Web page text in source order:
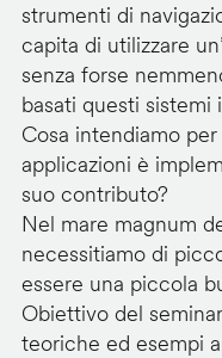
strumenti di
capita di utilizzare
senza forse
basati questi sistemi
Cosa intendiamo
applicazioni è
suo contributo?
Nel mare magnum
necessitiamo di
essere una piccola
Obiettivo del
teoriche ed esempi